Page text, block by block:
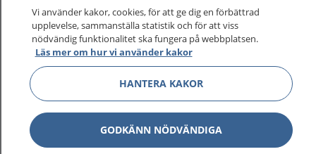
Om 1177
Kontakt
Hantering av kakor
Vi använder kakor, cookies, för att ge dig en förbättrad
upplevelse, sammanställa statistik och för att viss
nödvändig funktionalitet ska fungera på webbplatsen.
Läs mer om hur vi använder kakor
HANTERA KAKOR
GODKÄNN NÖDVÄNDIGA